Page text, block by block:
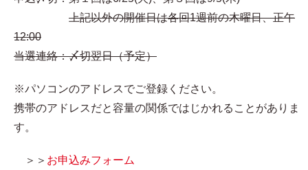
上記以外の開催日は各回1週前の木曜日、正午
12:00
当選連絡：〆切翌日（予定）
※パソコンのアドレスでご登録ください。
携帯のアドレスだと容量の関係ではじかれることがありま
す。
＞＞ お申込みフォーム